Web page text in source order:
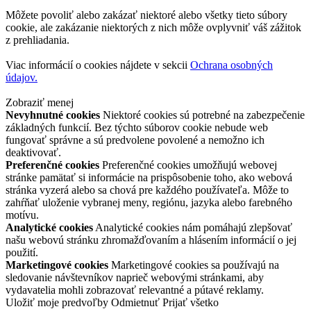
Môžete povoliť alebo zakázať niektoré alebo všetky tieto súbory
cookie, ale zakázanie niektorých z nich môže ovplyvniť váš zážitok
z prehliadania.
Viac informácií o cookies nájdete v sekcii Ochrana osobných
údajov.
Zobraziť menej
Nevyhnutné cookies Niektoré cookies sú potrebné na zabezpečenie
základných funkcií. Bez týchto súborov cookie nebude web
fungovať správne a sú predvolene povolené a nemožno ich
deaktivovať.
Preferenčné cookies Preferenčné cookies umožňujú webovej
stránke pamätať si informácie na prispôsobenie toho, ako webová
stránka vyzerá alebo sa chová pre každého používateľa. Môže to
zahŕňať uloženie vybranej meny, regiónu, jazyka alebo farebného
motívu.
Analytické cookies Analytické cookies nám pomáhajú zlepšovať
našu webovú stránku zhromažďovaním a hlásením informácií o jej
použití.
Marketingové cookies Marketingové cookies sa používajú na
sledovanie návštevníkov naprieč webovými stránkami, aby
vydavatelia mohli zobrazovať relevantné a pútavé reklamy.
Uložiť moje predvoľby Odmietnuť Prijať všetko